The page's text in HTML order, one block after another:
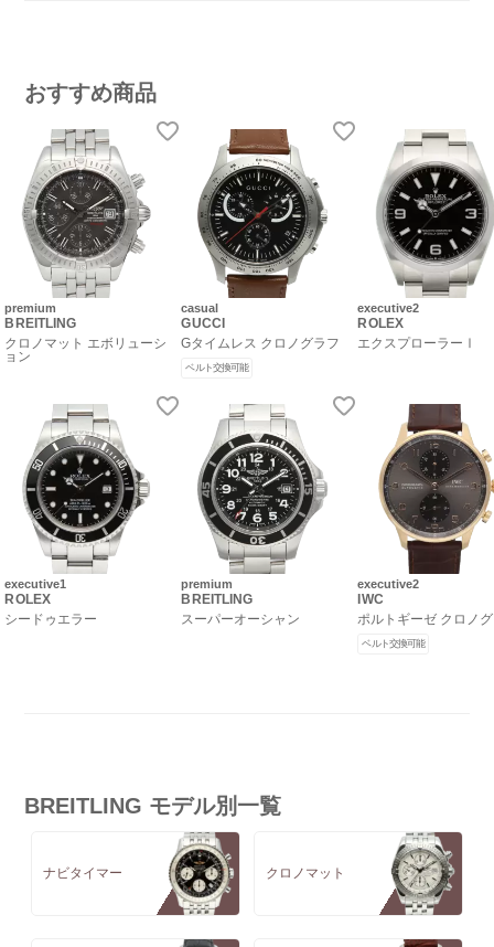
おすすめ商品
premium
BREITLING
クロノマット エボリューシ
ョン
executive1
ROLEX
シードゥエラー
casual
GUCCI
Gタイムレス クロノグラフ
ベルト交換可能
premium
BREITLING
スーパーオーシャン
executive2
ROLEX
エクスプローラーⅠ
executive2
IWC
ポルトギーゼ クロノ
ベルト交換可能
BREITLING モデル別一覧
ナビタイマー クロノマット